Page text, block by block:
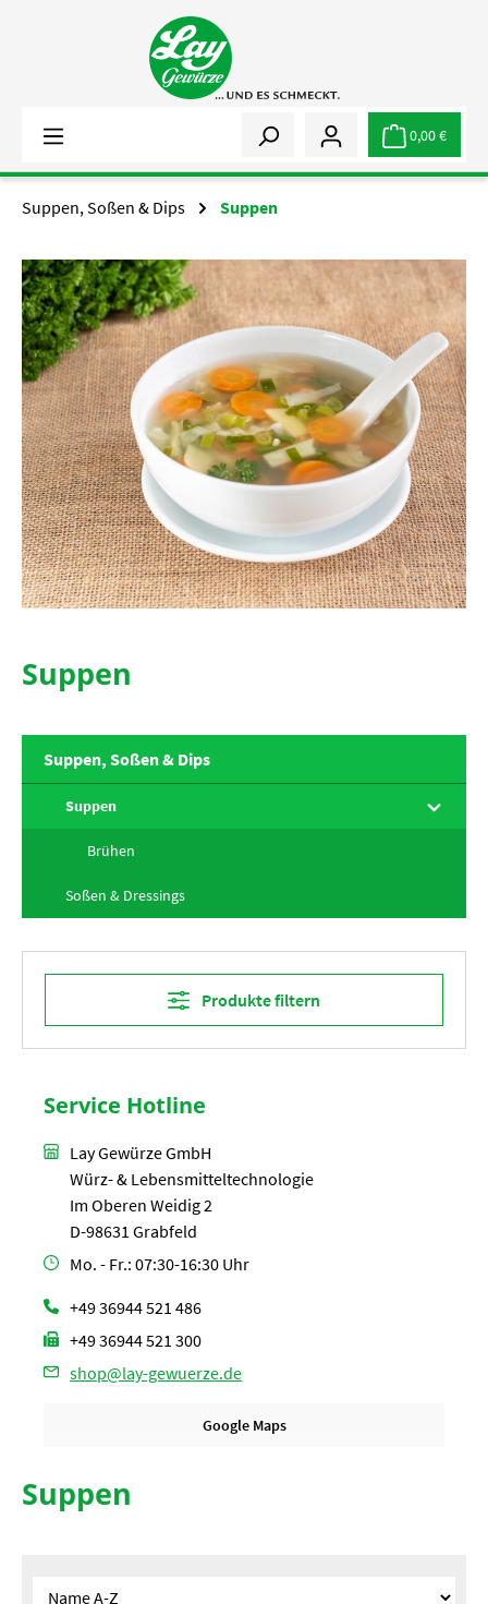
Zum Hauptinhalt springen
0,00 €
Suppen, Soßen & Dips Suppen
Suppen
Suppen, Soßen & Dips
Suppen
Brühen
Soßen & Dressings
Produkte filtern
Service Hotline
Lay Gewürze GmbH
Würz- & Lebensmitteltechnologie
Im Oberen Weidig 2
D-98631 Grabfeld
Mo. - Fr.: 07:30-16:30 Uhr
+49 36944 521 486
+49 36944 521 300
shop@lay-gewuerze.de
Google Maps
Suppen